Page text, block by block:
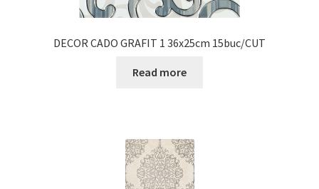
DECOR CADO GRAFIT 1 36x25cm 15buc/CUT
Read more